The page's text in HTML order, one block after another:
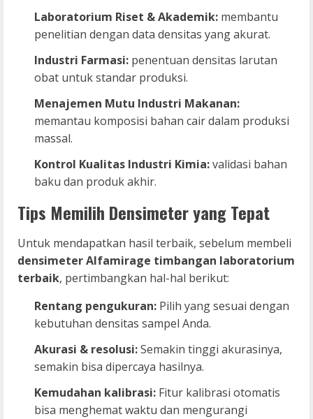
Laboratorium Riset & Akademik: membantu
penelitian dengan data densitas yang akurat.
Industri Farmasi: penentuan densitas larutan
obat untuk standar produksi.
Menajemen Mutu Industri Makanan:
memantau komposisi bahan cair dalam produksi
massal.
Kontrol Kualitas Industri Kimia:validasi bahan
baku dan produk akhir.
Tips Memilih Densimeter yang Tepat
Untuk mendapatkan hasil terbaik, sebelum membeli
densimeter Alfamirage timbangan laboratorium
terbaik, pertimbangkan hal-hal berikut:
Rentang pengukuran: Pilih yang sesuai dengan
kebutuhan densitas sampel Anda.
Akurasi & resolusi:Semakin tinggi akurasinya,
semakin bisa dipercaya hasilnya.
Kemudahan kalibrasi: Fitur kalibrasi otomatis
bisa menghemat waktu dan mengurangi